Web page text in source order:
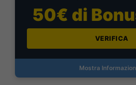
50€ di
VERIFICA
Mostra